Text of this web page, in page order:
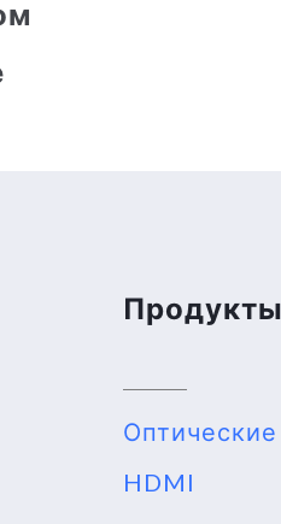
Продукты
HDMI